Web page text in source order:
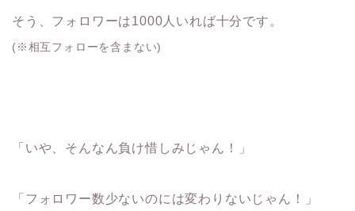
そう、フォロワーは1000人いれば十分です。
(※相互フォローを含まない)
「いや、そんなん負け惜しみじゃん！」
「フォロワー数少ないのには変わりないじゃん！」